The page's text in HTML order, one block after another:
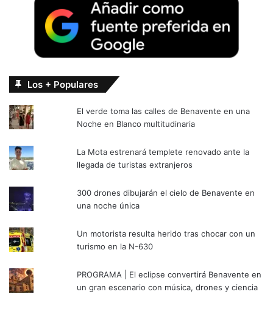
Los + Populares
El verde toma las calles de Benavente en una
Noche en Blanco multitudinaria
La Mota estrenará templete renovado ante la
llegada de turistas extranjeros
300 drones dibujarán el cielo de Benavente en
una noche única
Un motorista resulta herido tras chocar con un
turismo en la N-630
PROGRAMA | El eclipse convertirá Benavente en
un gran escenario con música, drones y ciencia